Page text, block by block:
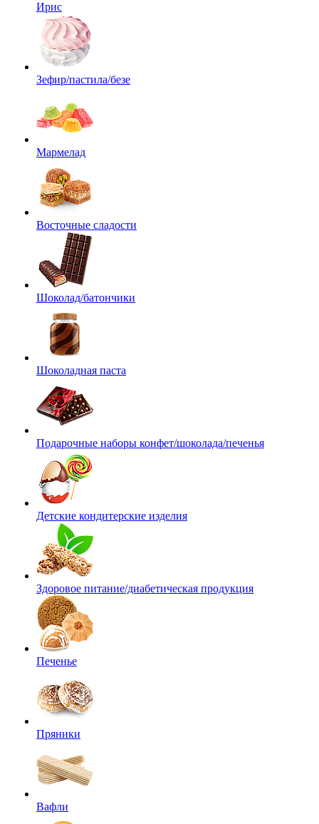
Ирис
Зефир/пастила/безе
Мармелад
Восточные сладости
Шоколад/батончики
Шоколадная паста
Подарочные наборы конфет/шоколада/печенья
Детские кондитерские изделия
Здоровое питание/диабетическая продукция
Печенье
Пряники
Вафли